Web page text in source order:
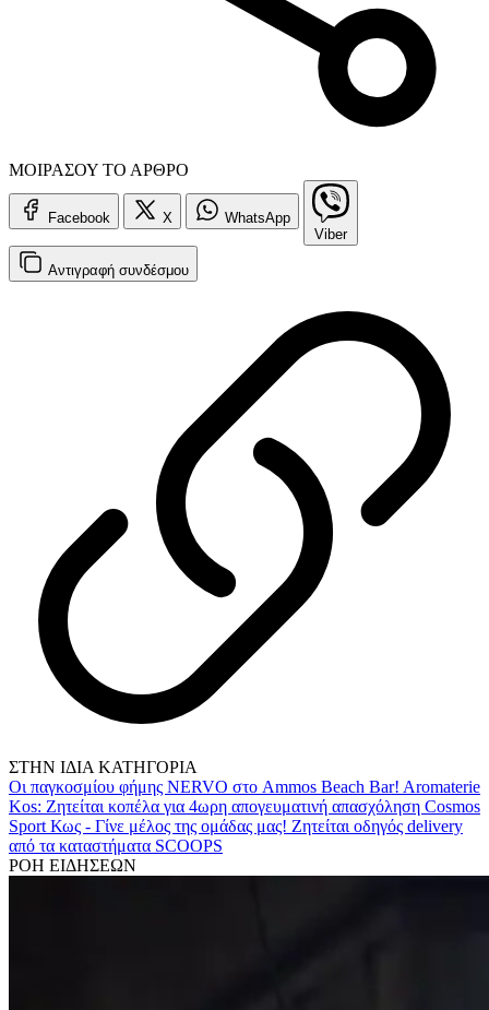
ΜΟΙΡΑΣΟΥ ΤΟ ΑΡΘΡΟ
Facebook X
WhatsApp
Viber
Αντιγραφή συνδέσμου
ΣΤΗΝ ΙΔΙΑ ΚΑΤΗΓΟΡΙΑ
Οι παγκοσμίου φήμης NERVO στο Ammos Beach Bar! Aromaterie
Kos: Ζητείται κοπέλα για 4ωρη απογευματινή απασχόληση Cosmos
Sport Κως - Γίνε μέλος της ομάδας μας! Ζητείται οδηγός delivery
από τα καταστήματα SCOOPS
ΡΟΗ ΕΙΔΗΣΕΩΝ